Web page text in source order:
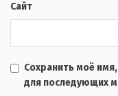
Сайт
Сохранить моё
для последующих